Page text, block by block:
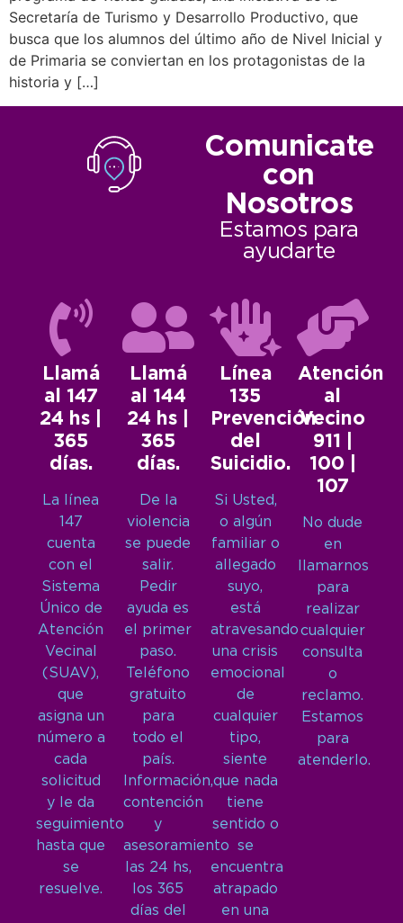
Secretaría de Turismo y Desarrollo Productivo, que
busca que los alumnos del último año de Nivel Inicial y
de Primaria se conviertan en los protagonistas de la
historia y […]
Comunicate
con
Nosotros
Estamos para
ayudarte
Llamá
al 147
24 hs |
365
días.
La línea
147
cuenta
con el
Sistema
Único de
Atención
Vecinal
(SUAV),
que
asigna un
número a
cada
solicitud
y le da
seguimiento
hasta que
se
resuelve.
Llamá
al 144
24 hs |
365
días.
De la
violencia
se puede
salir.
Pedir
ayuda es
el primer
paso.
Teléfono
gratuito
para
todo el
país.
Información,
contención
y
asesoramiento
las 24 hs,
los 365
días del
Línea
135
Prevención
del
Suicidio.
Si Usted,
o algún
familiar o
allegado
suyo,
está
atravesando
una crisis
emocional
de
cualquier
tipo,
siente
que nada
tiene
sentido o
se
encuentra
atrapado
en una
Atención
al
Vecino
911 |
100 |
107
No dude
en
llamarnos
para
realizar
cualquier
consulta
o
reclamo.
Estamos
para
atenderlo.